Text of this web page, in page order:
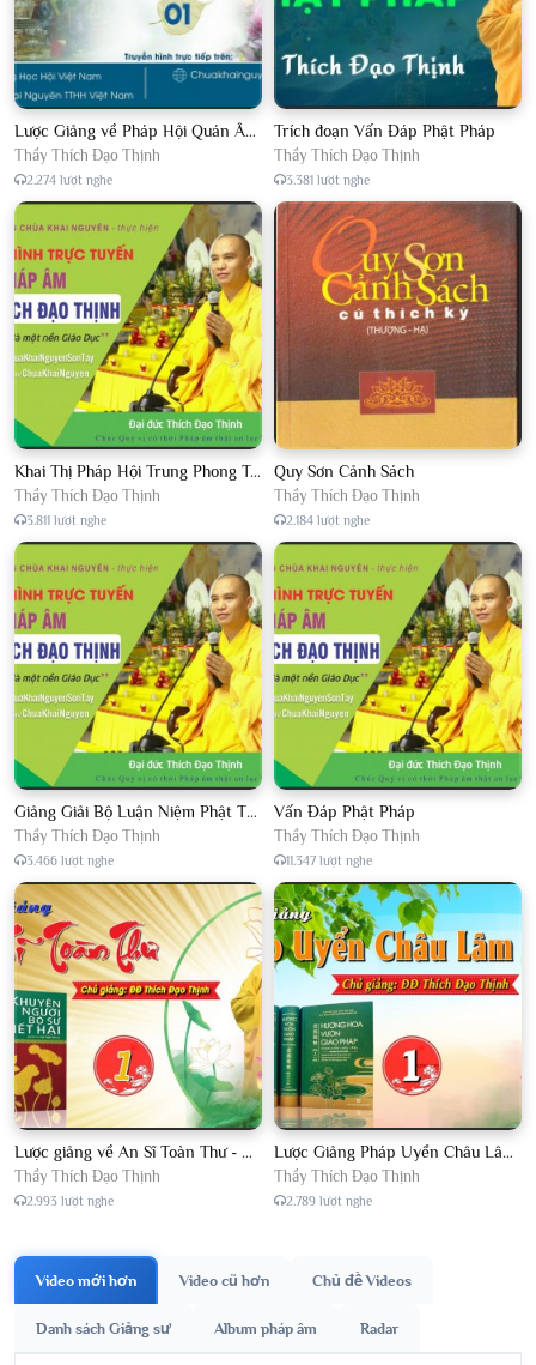
Lược Giảng về Pháp Hội Quán Âm TTHN lần 2
Thầy Thích Đạo Thịnh
2.274 lượt nghe
Trích đoạn Vấn Đáp Phật Pháp
Thầy Thích Đạo Thịnh
3.381 lượt nghe
Khai Thị Pháp Hội Trung Phong Tam Thời Hệ Niệm
Thầy Thích Đạo Thịnh
3.811 lượt nghe
Quy Sơn Cảnh Sách
Thầy Thích Đạo Thịnh
2.184 lượt nghe
Giảng Giải Bộ Luận Niệm Phật Thập Yếu Năm 2018
Thầy Thích Đạo Thịnh
3.466 lượt nghe
Vấn Đáp Phật Pháp
Thầy Thích Đạo Thịnh
11.347 lượt nghe
Lược giảng về An Sĩ Toàn Thư - Chủ giảng Đại Đức Thích Đạo Thịnh
Thầy Thích Đạo Thịnh
2.993 lượt nghe
Lược Giảng Pháp Uyển Châu Lâm, Chủ giảng Đại Đức Thích Đạo Thịnh
Thầy Thích Đạo Thịnh
2.789 lượt nghe
Video mới hơn Video cũ hơn Chủ đề Videos
Danh sách Giảng sư Album pháp âm Radar